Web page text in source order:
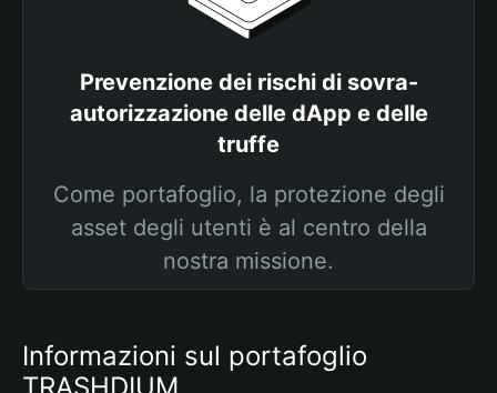
Prevenzione dei rischi di sovra-
autorizzazione delle dApp e delle
truffe
Come portafoglio, la protezione degli
asset degli utenti è al centro della
nostra missione.
Informazioni sul portafoglio